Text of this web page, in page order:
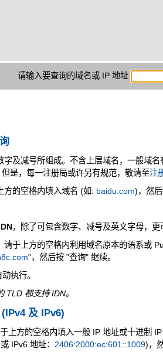
请输入要查询的域名或 IP 地址
字及减号所组成。不含上层域名，一般域
是，每一注册局或许另有规范，敬请至注
方的空格内填入域名 (如: baidu.com)，然后
，除了可包含数字、减号及英文字母，更
请于上方的空格内利用域名原本的语系或
"，然后按 "查询" 继续。
执行。
TLD 都支持 IDN。
及 IPv6)
上方的空格内填入一般 IP 地址或十进制
IPv6 地址： 2406:2000:ec:601::1009)，